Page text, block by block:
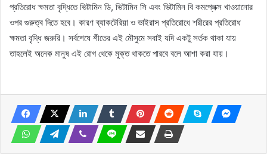
প্রতিরোধ ক্ষমতা বৃদ্ধিতে ভিটামিন ডি, ভিটামিন সি এবং ভিটামিন বি কমপ্লেক্স খাওয়ানোর
ওপর গুরুত্ব দিতে হবে। কারণ ব্যাকটেরিয়া ও ভাইরাস প্রতিরোধে শরীরের প্রতিরোধ
ক্ষমতা বৃদ্ধি জরুরি। সর্বশেষে শীতের এই মৌসুমে সবাই যদি একটু সর্তক থাকা যায়
তাহলেই অনেক মানুষ এই রোগ থেকে মুক্ত থাকতে পারবে বলে আশা করা যায়।